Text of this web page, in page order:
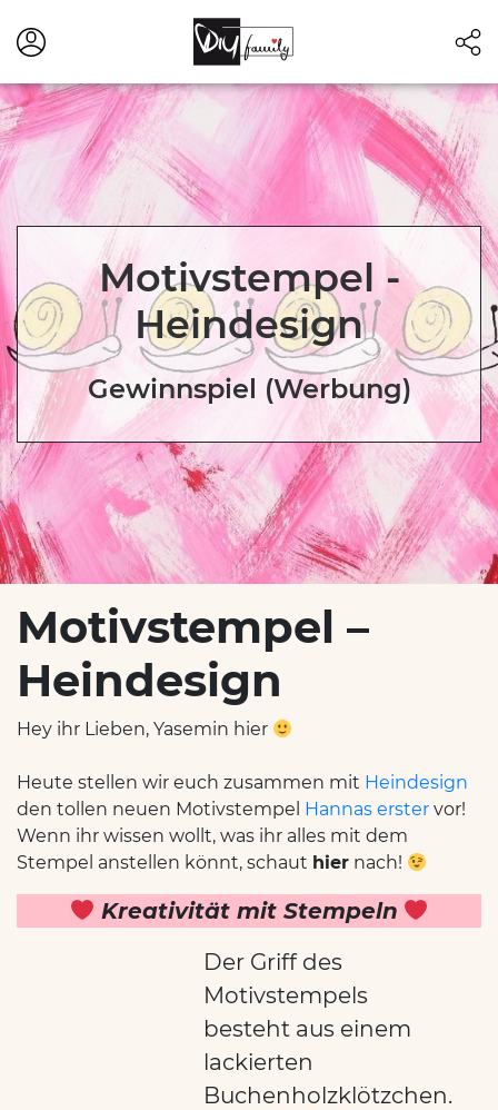
Motivstempel -
Heindesign
Gewinnspiel (Werbung)
Motivstempel –
Heindesign
Hey ihr Lieben, Yasemin hier
Heute stellen wir euch zusammen mit Heindesign
den tollen neuen Motivstempel Hannas erster vor!
Wenn ihr wissen wollt, was ihr alles mit dem
Stempel anstellen könnt, schaut hier nach!
Kreativität mit Stempeln
Der Griff des
Motivstempels
besteht aus einem
lackierten
Buchenholzklötzchen.